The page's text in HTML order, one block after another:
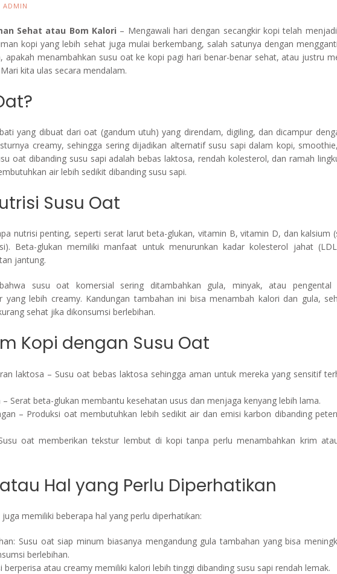
ADMIN
Sehat atau Bom Kalori – Mengawali hari dengan secangkir kopi telah
kopi yang lebih sehat juga mulai berkembang, salah satunya dengan
apakah menambahkan susu oat ke kopi pagi hari benar-benar sehat, atau justru
kita ulas secara mendalam.
yang dibuat dari oat (gandum utuh) yang direndam, digiling, dan dicampur
creamy, sehingga sering dijadikan alternatif susu sapi dalam kopi,
oat dibanding susu sapi adalah bebas laktosa, rendah kolesterol, dan ramah
air lebih sedikit dibanding susu sapi.
Susu Oat
nutrisi penting, seperti serat larut beta-glukan, vitamin B, vitamin D, dan kalsium
Beta-glukan memiliki manfaat untuk menurunkan kadar kolesterol jahat
jantung.
susu oat komersial sering ditambahkan gula, minyak, atau pengental
yang lebih creamy. Kandungan tambahan ini bisa menambah kalori dan gula,
sehat jika dikonsumsi berlebihan.
Kopi dengan Susu Oat
laktosa – Susu oat bebas laktosa sehingga aman untuk mereka yang sensitif
Serat beta-glukan membantu kesehatan usus dan menjaga kenyang lebih lama.
– Produksi oat membutuhkan lebih sedikit air dan emisi karbon dibanding
oat memberikan tekstur lembut di kopi tanpa perlu menambahkan krim
Hal yang Perlu Diperhatikan
memiliki beberapa hal yang perlu diperhatikan:
Susu oat siap minum biasanya mengandung gula tambahan yang bisa
berlebihan.
berperisa atau creamy memiliki kalori lebih tinggi dibanding susu sapi rendah lemak.